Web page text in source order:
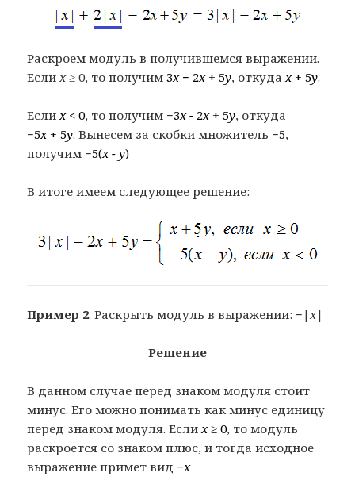
Раскроем модуль в получившемся выражении.
Если x≥ 0, то получим3x − 2x + 5y, откуда x + 5y.
Если x < 0, то получим −3x − 2x + 5y, откуда
−5x + 5y. Вынесем за скобки множитель −5,
получим −5(x − y)
В итоге имеем следующее решение:
Пример 2. Раскрыть модуль в выражении: −| x|
Решение
В данном случае перед знаком модуля стоит
минус. Его можно понимать как минус единицу
перед знаком модуля. Если x ≥ 0, то модуль
раскроется со знаком плюс, и тогда исходное
выражение примет вид −x